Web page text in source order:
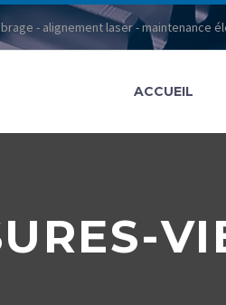
- alignement laser -
ACCUEIL